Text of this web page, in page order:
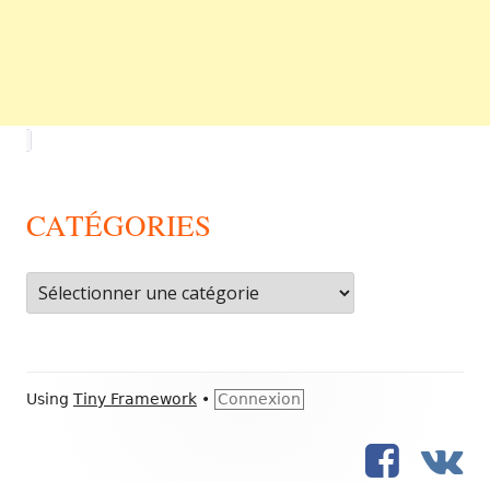
CATÉGORIES
Catégories
Footer
Using Tiny Framework • Connexion
FB VK